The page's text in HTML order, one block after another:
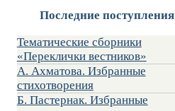
Последние поступления
Тематические сборники
«Переклички вестников»
А. Ахматова. Избранные
стихотворения
Б. Пастернак. Избранные